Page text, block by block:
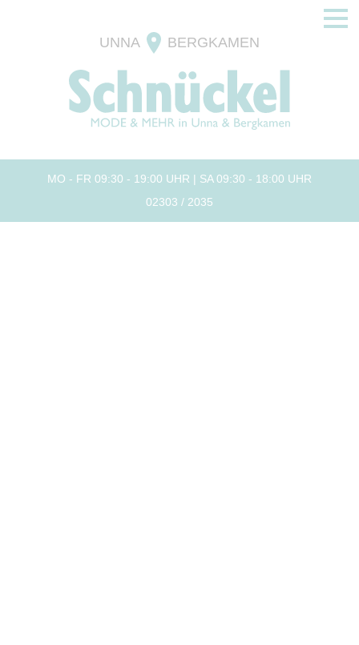
UNNA BERGKAMEN
MO - FR 09:30 - 19:00 UHR | SA 09:30 - 18:00 UHR
02303 / 2035